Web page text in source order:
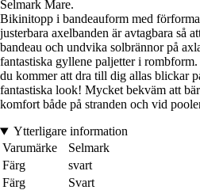
Selmark Mare.
Bikinitopp i bandeauform med
justerbara axelbanden är avtagbara så
bandeau och undvika solbrännor på
fantastiska gyllene paljetter i
du kommer att dra till dig allas blickar
fantastiska look! Mycket bekväm att
komfort både på stranden och vid
Ytterligare information
Varumärke
Selmark
Färg
svart
Färg
Svart